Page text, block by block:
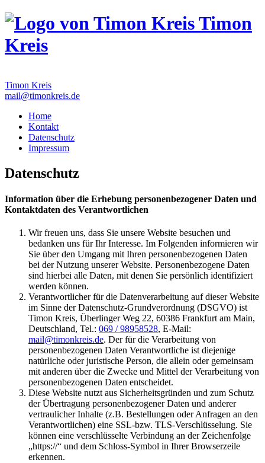
Timon
Kreis
Timon Kreis
mail@timonkreis.de
Home
Kontakt
Datenschutz
Impressum
Datenschutz
Information über die Erhebung personenbezogener Daten und
Kontaktdaten des Verantwortlichen
Wir freuen uns, dass Sie unsere Website besuchen und
bedanken uns für Ihr Interesse. Im Folgenden informieren wir
Sie über den Umgang mit Ihren personenbezogenen Daten
bei der Nutzung unserer Website. Personenbezogene Daten
sind hierbei alle Daten, mit denen Sie persönlich identifiziert
werden können.
Verantwortlicher für die Datenverarbeitung auf dieser Website
im Sinne der Datenschutz-Grundverordnung (DSGVO) ist
Timon Kreis, Überlinger Weg 22, 60386 Frankfurt am Main,
Deutschland, Tel.: 069 / 98958528, E-Mail:
mail@timonkreis.de. Der für die Verarbeitung von
personenbezogenen Daten Verantwortliche ist diejenige
natürliche oder juristische Person, die allein oder gemeinsam
mit anderen über die Zwecke und Mittel der Verarbeitung von
personenbezogenen Daten entscheidet.
Diese Website nutzt aus Sicherheitsgründen und zum Schutz
der Übertragung personenbezogener Daten und anderer
vertraulicher Inhalte (z.B. Bestellungen oder Anfragen an den
Verantwortlichen) eine SSL-bzw. TLS-Verschlüsselung. Sie
können eine verschlüsselte Verbindung an der Zeichenfolge
„https://“ und dem Schloss-Symbol in Ihrer Browserzeile
erkennen.